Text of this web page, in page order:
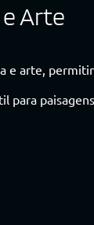
Arte
e arte,
para